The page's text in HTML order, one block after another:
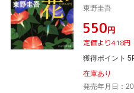
東野圭吾
¥550円
定価より418円
獲得ポイント
在庫あり
発売年月日：